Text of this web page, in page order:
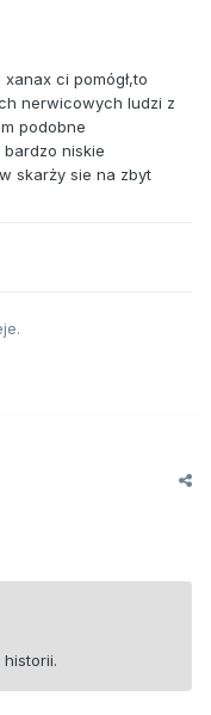
ci pomógł,to
nerwicowych ludzi z
podobne
niskie
skarży sie na zbyt